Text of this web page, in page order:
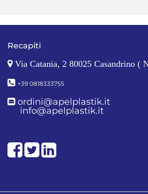
Recapiti
Via Catania, 2 80025 Casandrino (
+39 0818333755
ordini@apelplastik.it
info@apelplastik.it
Facebook
TwitterLinkedIn